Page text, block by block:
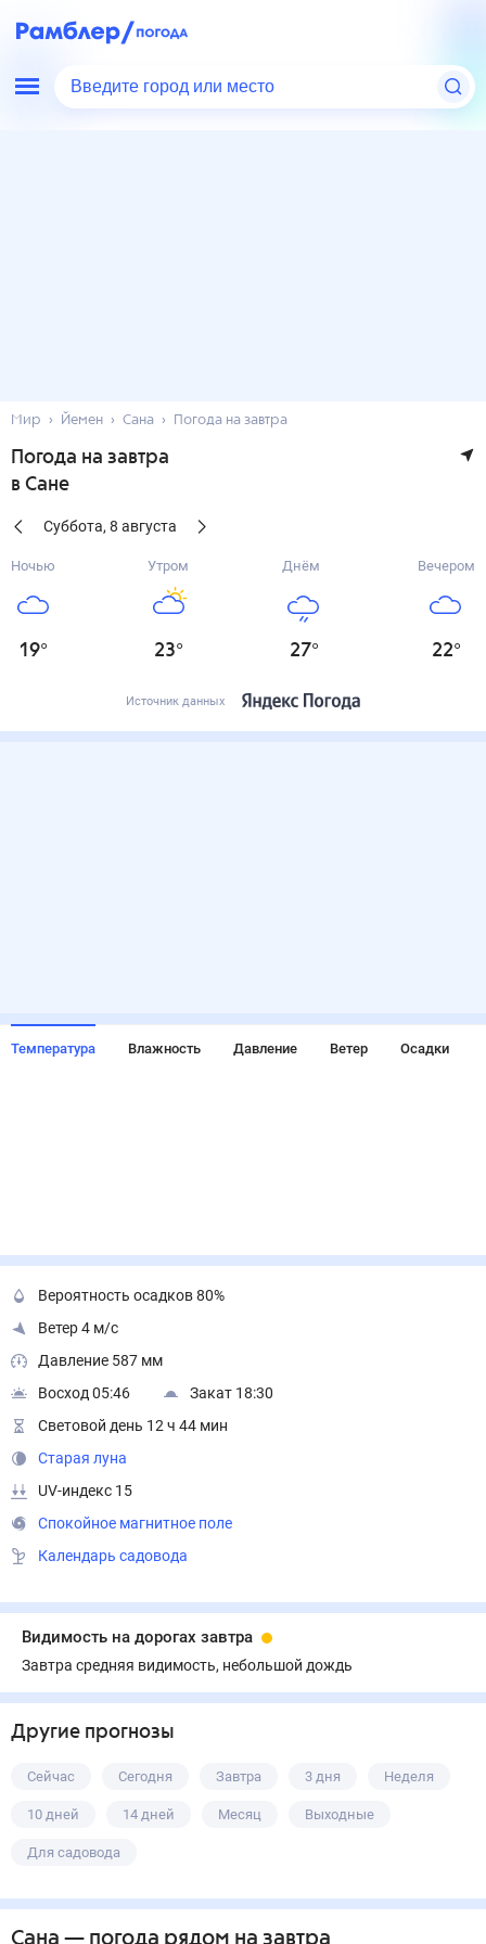
Введите город или место
Мир Йемен Сана Погода на завтра
Погода на завтра
в Сане
Суббота, 8 августа
Ночью
19°
Утром
23°
Днём
27°
Вечером
22°
Источник данных
Температура Влажность Давление Ветер Осадки
Вероятность осадков 80%
Ветер 4 м/с
Давление 587 мм
Восход 05:46
Закат 18:30
Световой день 12 ч 44 мин
Старая луна
UV-индекс 15
Спокойное магнитное поле
Календарь садовода
Видимость на дорогах завтра
Завтра средняя видимость, небольшой дождь
Другие прогнозы
Сейчас Сегодня Завтра 3 дня Неделя
10 дней 14 дней Месяц Выходные
Для садовода
Сана — погода рядом на завтра